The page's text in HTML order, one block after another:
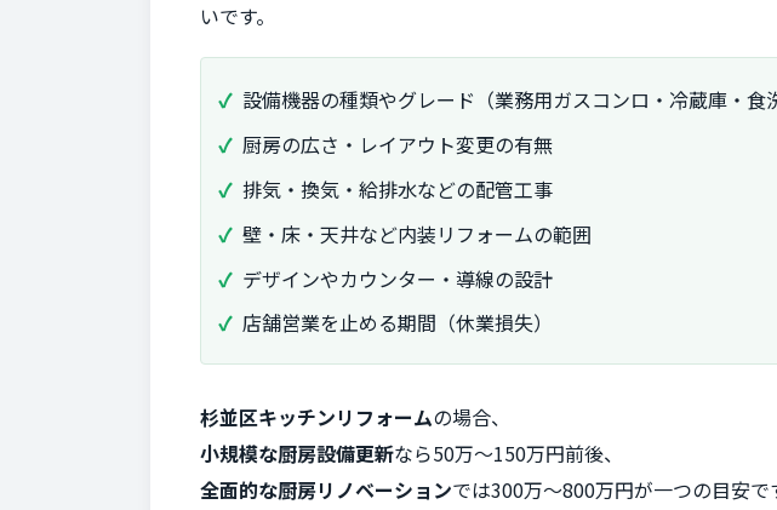
いです。
設備機器の種類やグレード（業務用ガスコンロ・冷蔵庫・食
厨房の広さ・レイアウト変更の有無
排気・換気・給排水などの配管工事
壁・床・天井など内装リフォームの範囲
デザインやカウンター・導線の設計
店舗営業を止める期間（休業損失）
杉並区キッチンリフォームの場合、
小規模な厨房設備更新なら50万～150万円前後、
全面的な厨房リノベーションでは300万～800万円が一つの目安で